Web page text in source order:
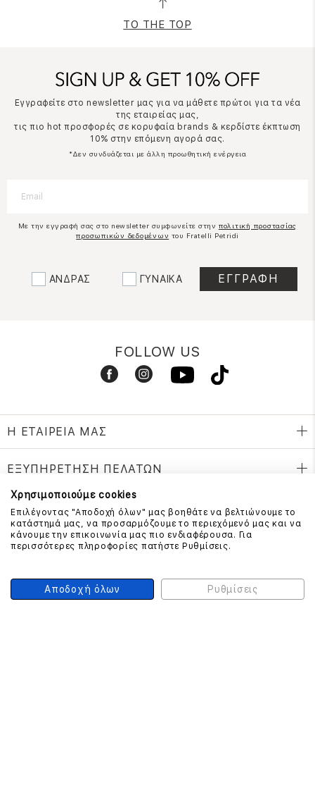
TO THE TOP
Εγγραφείτε στο newsletter μας για να μάθετε πρώτοι για τα νέα
της εταιρείας μας,
τις πιο hot προσφορές σε κορυφαία brands & κερδίστε έκπτωση
10% στην επόμενη αγορά σας.
*Δεν συνδυάζεται με άλλη προωθητική ενέργεια
Με την εγγραφή σας στο newsletter συμφωνείτε στην πολιτική προστασίας
προσωπικών δεδομένων του Fratelli Petridi
ΑΝΔΡΑΣ ΓΥΝΑΙΚΑ
FOLLOW US
Η ΕΤΑΙΡΕΙΑ ΜΑΣ
ΕΞΥΠΗΡΕΤΗΣΗ ΠΕΛΑΤΩΝ
ΕΠΙΚΟΙΝΩΝΗΣΤΕ ΜΑΖΙ ΜΑΣ
210 999 4510
Χρησιμοποιούμε cookies
Επιλέγοντας "Αποδοχή όλων" μας βοηθάτε να βελτιώνουμε το
κατάστημά μας, να προσαρμόζουμε το περιεχόμενό μας και να
κάνουμε την επικοινωνία μας πιο ενδιαφέρουσα. Για
περισσότερες πληροφορίες πατήστε Ρυθμίσεις.
Αποδοχή όλων Ρυθμίσεις